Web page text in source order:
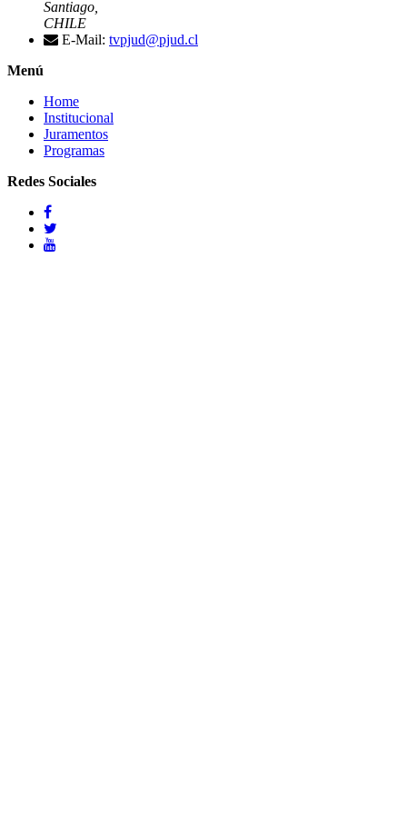
Santiago,
CHILE
E-Mail: tvpjud@pjud.cl
Menú
Home
Institucional
Juramentos
Programas
Redes Sociales